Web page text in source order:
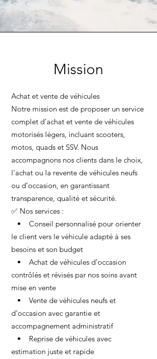
Mission
Achat et vente de véhicules
Notre mission est de proposer un service
complet d’achat et vente de véhicules
motorisés légers, incluant scooters,
motos, quads et SSV. Nous
accompagnons nos clients dans le choix,
l’achat ou la revente de véhicules neufs
ou d’occasion, en garantissant
transparence, qualité et sécurité.
✅ Nos services :
• Conseil personnalisé pour orienter
le client vers le véhicule adapté à ses
besoins et son budget
• Achat de véhicules d’occasion
contrôlés et révisés par nos soins avant
mise en vente
• Vente de véhicules neufs et
d’occasion avec garantie et
accompagnement administratif
• Reprise de véhicules avec
estimation juste et rapide